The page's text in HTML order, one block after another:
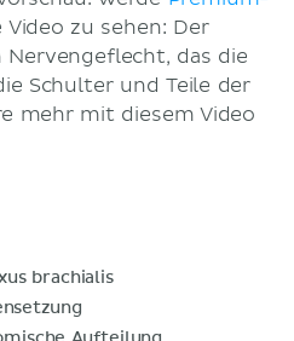
Video zu sehen: Der
Nervengeflecht, das die
Schulter und Teile der
mehr mit diesem Video
brachialis